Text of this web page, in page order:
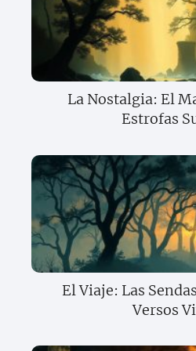
La Nostalgia: El
Estrofas
El Viaje: Las
Versos